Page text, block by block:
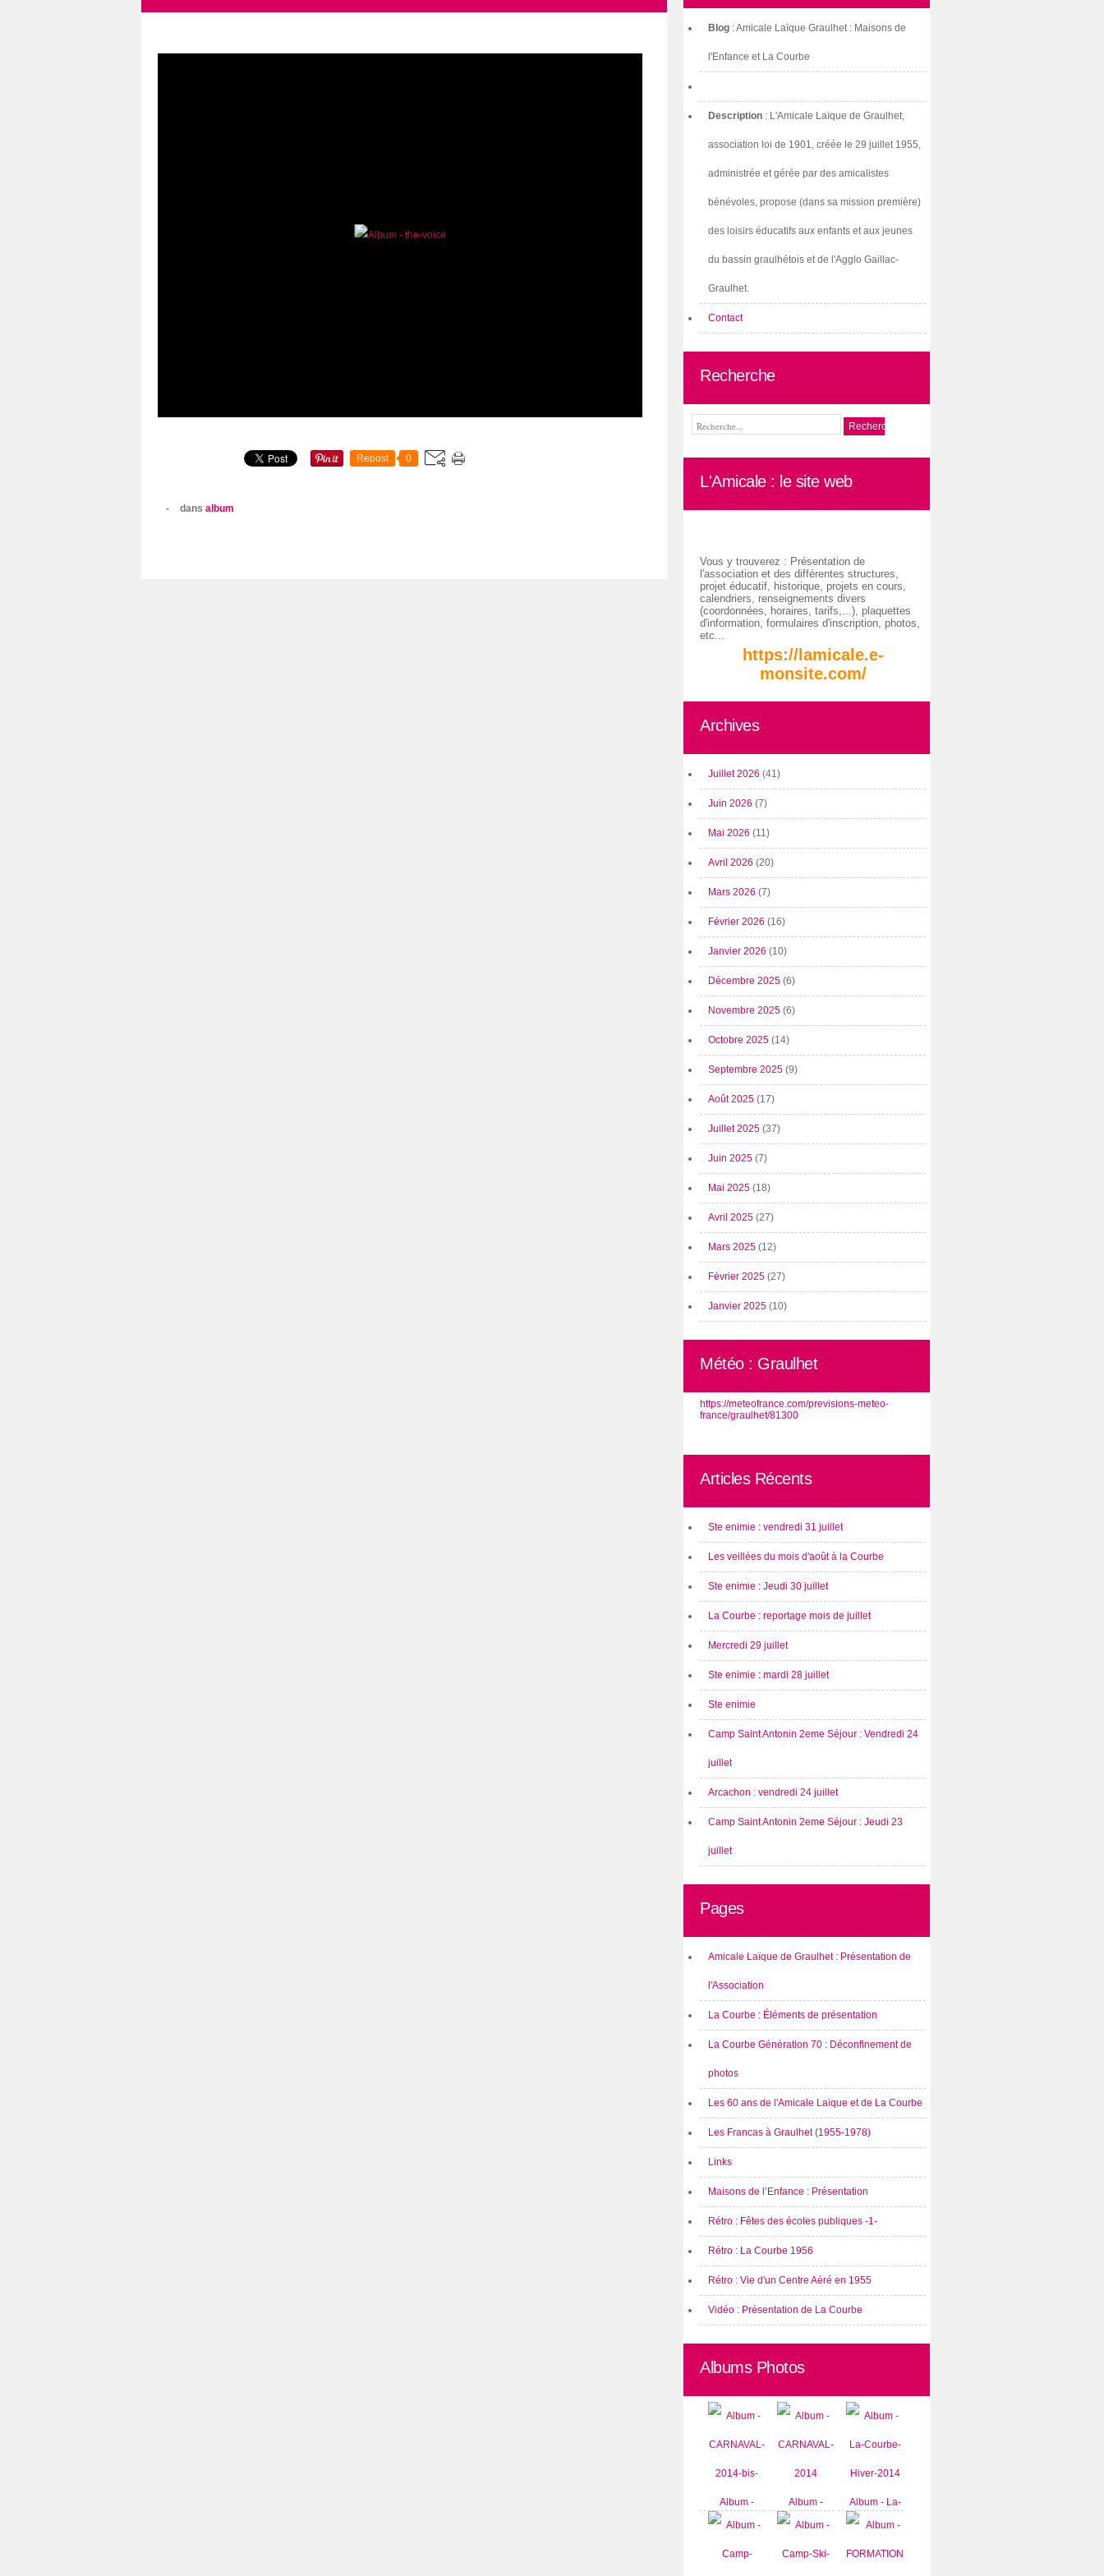
Repost 0
- dans album
Blog : Amicale Laïque Graulhet : Maisons de
l'Enfance et La Courbe
Description : L'Amicale Laïque de Graulhet,
association loi de 1901, créée le 29 juillet 1955,
administrée et gérée par des amicalistes
bénévoles, propose (dans sa mission première)
des loisirs éducatifs aux enfants et aux jeunes
du bassin graulhétois et de l'Agglo Gaillac-
Graulhet.
Contact
Recherche
L'Amicale : le site web
Vous y trouverez : Présentation de
l'association et des différentes structures,
projet éducatif, historique, projets en cours,
calendriers, renseignements divers
(coordonnées, horaires, tarifs,...), plaquettes
d'information, formulaires d'inscription, photos,
etc...
https://lamicale.e-
monsite.com/
Archives
Juillet 2026 (41)
Juin 2026 (7)
Mai 2026 (11)
Avril 2026 (20)
Mars 2026 (7)
Février 2026 (16)
Janvier 2026 (10)
Décembre 2025 (6)
Novembre 2025 (6)
Octobre 2025 (14)
Septembre 2025 (9)
Août 2025 (17)
Juillet 2025 (37)
Juin 2025 (7)
Mai 2025 (18)
Avril 2025 (27)
Mars 2025 (12)
Février 2025 (27)
Janvier 2025 (10)
Météo : Graulhet
https://meteofrance.com/previsions-meteo-
france/graulhet/81300
Articles Récents
Ste enimie : vendredi 31 juillet
Les veillées du mois d'août à la Courbe
Ste enimie : Jeudi 30 juillet
La Courbe : reportage mois de juillet
Mercredi 29 juillet
Ste enimie : mardi 28 juillet
Ste enimie
Camp Saint Antonin 2eme Séjour : Vendredi 24
juillet
Arcachon : vendredi 24 juillet
Camp Saint Antonin 2eme Séjour : Jeudi 23
juillet
Pages
Amicale Laïque de Graulhet : Présentation de
l'Association
La Courbe : Éléments de présentation
La Courbe Génération 70 : Déconfinement de
photos
Les 60 ans de l'Amicale Laïque et de La Courbe
Les Francas à Graulhet (1955-1978)
Links
Maisons de l’Enfance : Présentation
Rétro : Fêtes des écoles publiques -1-
Rétro : La Courbe 1956
Rétro : Vie d'un Centre Aéré en 1955
Vidéo : Présentation de La Courbe
Albums Photos
Album -
CARNAVAL-
2014-bis-
Album -
CARNAVAL-
2014
Album - La-
Courbe-
Hiver-2014